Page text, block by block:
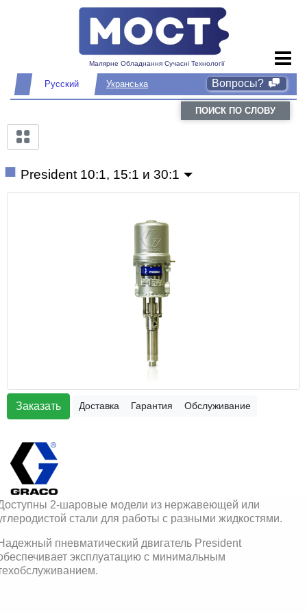
Малярне Обладнання Сучасні Технології
Русский Укранська Вопросы?
ПОИСК ПО СЛОВУ
President 10:1, 15:1 и 30:1
Заказать Доставка Гарантия Обслуживание
2-шаровые модели из нержавеющей или
стали для работы с разными жидкостями.
пневматический двигатель President
эксплуатацию с минимальным